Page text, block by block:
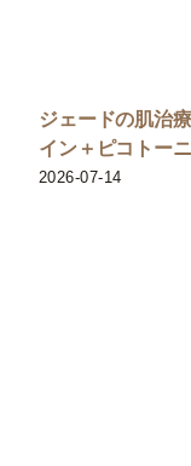
ジェードの肌治
イン＋ピコトー
2026-07-14